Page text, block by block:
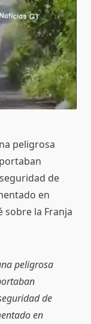
peligrosa
de
en
sobre la Franja
peligrosa
de
en